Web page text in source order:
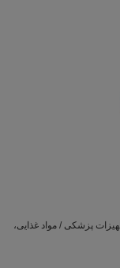
پزشکی / مواد غذایی،